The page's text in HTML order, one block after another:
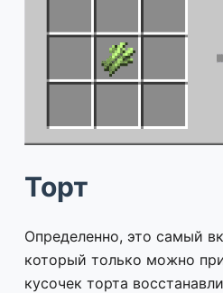
Торт
Определенно, это самый
который только можно
кусочек торта